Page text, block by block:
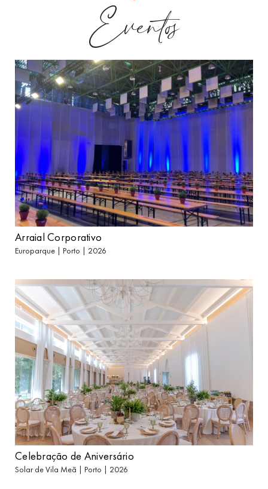
Eventos
Arraial Corporativo
Europarque | Porto | 2026
Celebração de Aniversário
Solar de Vila Meã | Porto | 2026